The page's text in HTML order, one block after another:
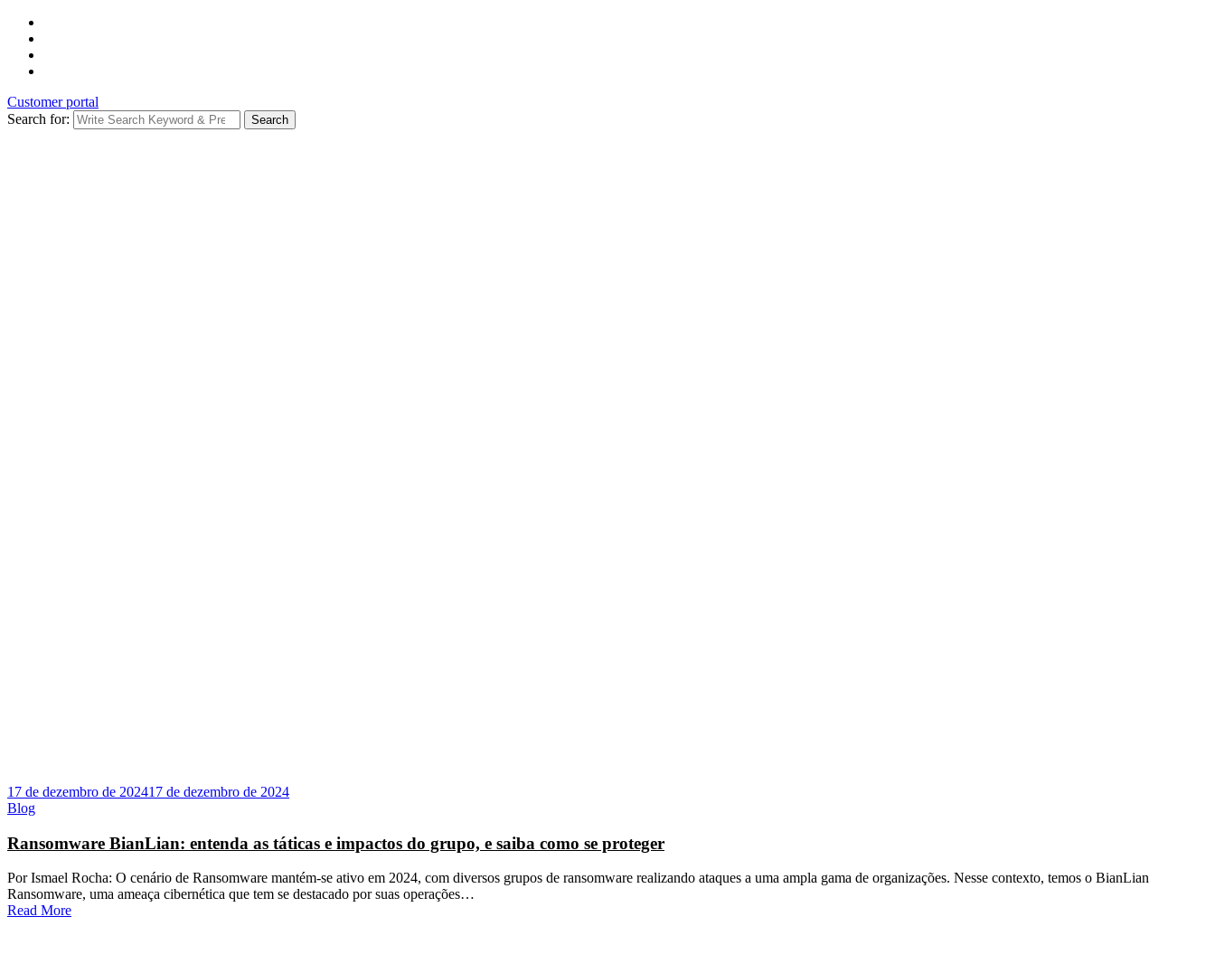
Customer portal
Search for:
Search
17 de dezembro de 202417 de dezembro de 2024
Blog
Ransomware BianLian: entenda as táticas e impactos do grupo, e saiba como se proteger
Por Ismael Rocha: O cenário de Ransomware mantém-se ativo em 2024, com diversos grupos de ransomware realizando ataques a uma ampla gama de organizações. Nesse contexto, temos o BianLian
Ransomware, uma ameaça cibernética que tem se destacado por suas operações…
Read More